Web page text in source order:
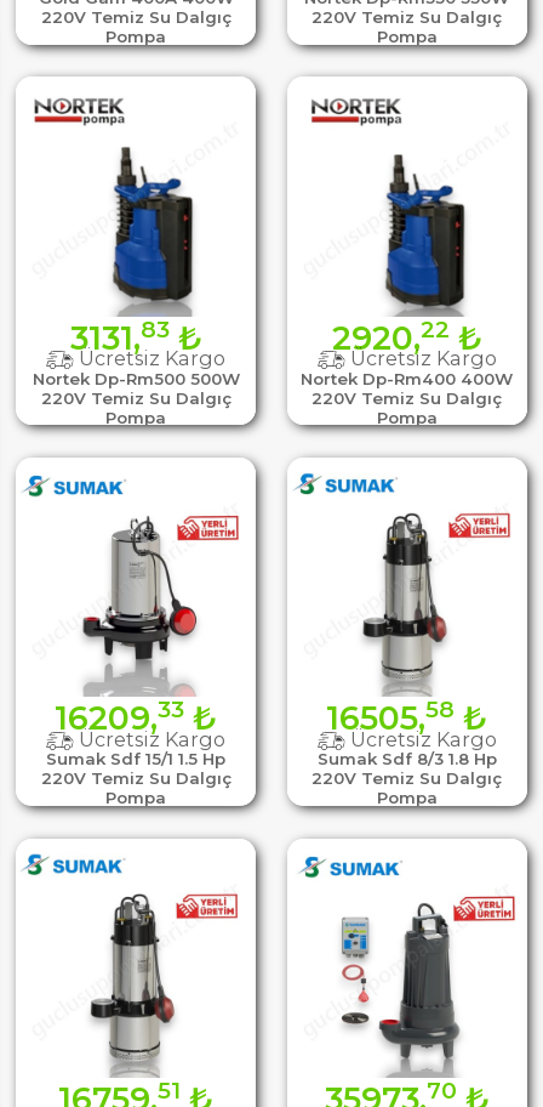
220V Temiz Su Dalgıç
Pompa
220V Temiz Su Dalgıç
Pompa
Nortek Dp-Rm500 500W
220V Temiz Su Dalgıç
Pompa
3131,83₺
Ücretsiz Kargo
Nortek Dp-Rm400 400W
220V Temiz Su Dalgıç
Pompa
2920,22 ₺
Ücretsiz Kargo
Sumak Sdf 15/1 1.5 Hp
220V Temiz Su Dalgıç
Pompa
16209,33 ₺
Ücretsiz Kargo
Sumak Sdf 8/3 1.8 Hp
220V Temiz Su Dalgıç
Pompa
16505,58 ₺
Ücretsiz Kargo
16759,51 ₺ 35973,70 ₺